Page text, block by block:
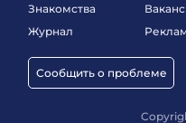
Знакомства
Журнал
Сообщить о проблеме